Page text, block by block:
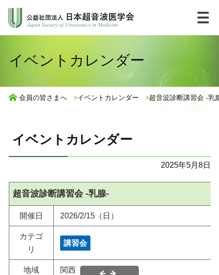
ス
学会について
ジャーナル・出版物
ガイドライン
教育・研究
イベントカレンダー
会員の皆さまへ イベントカレンダー 超音波診断講習会 -乳
イベントカレンダー
2025年5月8日
超音波診断講習会 -乳腺-
開催日 2026/2/15（日）
カテゴ
リ
講習会
地域 関西